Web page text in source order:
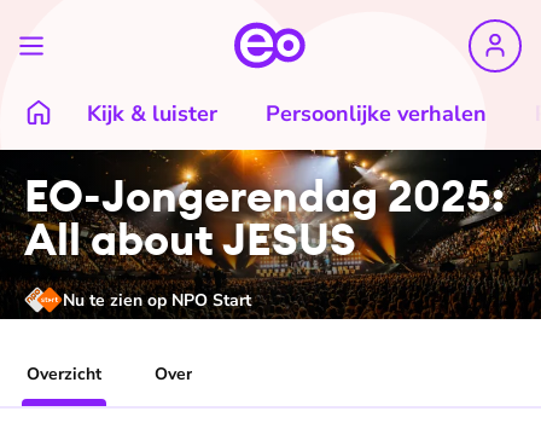
Kijk & luister Persoonlijke verhalen
EO-Jongerendag 2025:
All about JESUS
Nu te zien op NPO Start
Overzicht Over